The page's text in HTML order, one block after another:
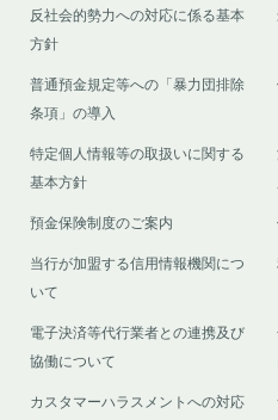
反社会的勢力への対応に係る基本
方針
普通預金規定等への「暴力団排除
条項」の導入
特定個人情報等の取扱いに関する
基本方針
預金保険制度のご案内
当行が加盟する信用情報機関につ
いて
電子決済等代行業者との連携及び
協働について
カスタマーハラスメントへの対応